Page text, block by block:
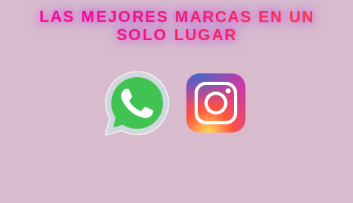
LAS MEJORES MARCAS EN UN
SOLO LUGAR